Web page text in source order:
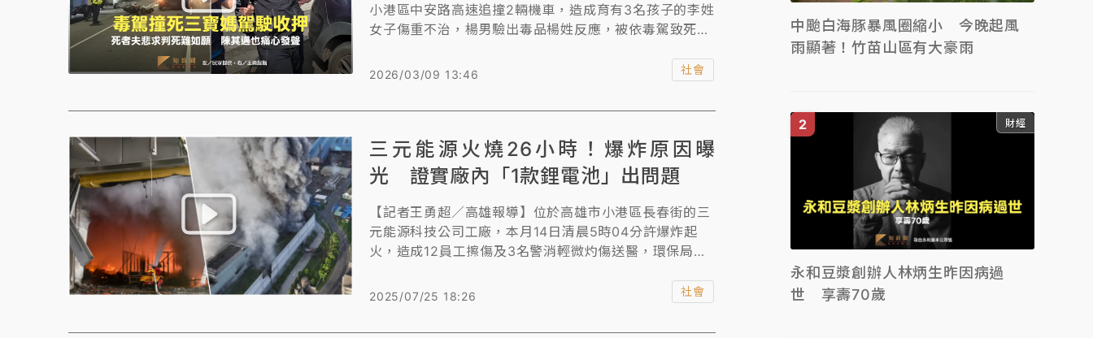
小港區中安路高速追撞2輛機車，造成育有3名孩子的李姓
女子傷重不治，楊男驗出毒品楊姓反應，被依毒駕致死等
夫痛批毒駕行為惡劣，「應判處死刑！」高雄市長陳其邁
差，立法院應蒐集民意檢討相關刑責與制度，讓法律真正
2026/03/09 13:46 社會
三元能源火燒26小時！爆炸原因曝
光 證實廠內「1款鋰電池」出問題
【記者王勇超／高雄報導】位於高雄市小港區長春街的三
元能源科技公司工廠，本月14日清晨5時04分許爆炸起
火，造成12員工擦傷及3名警消輕微灼傷送醫，環保局一
發布細胞簡訊提醒周圍里民勿外出。歷經26小時42分才
內生產的「21700」規格鋰電池有關，不過，至於哪個環
2025/07/25 18:26 社會
中颱白海豚暴風圈縮小 今晚起風
雨顯著！竹苗山區有大豪雨
財經
永和豆漿創辦人林炳生昨因病過
世 享壽70歲